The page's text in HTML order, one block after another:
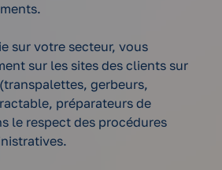
sur votre secteur, vous
sur les sites des clients sur
gerbeurs,
préparateurs de
le respect des procédures